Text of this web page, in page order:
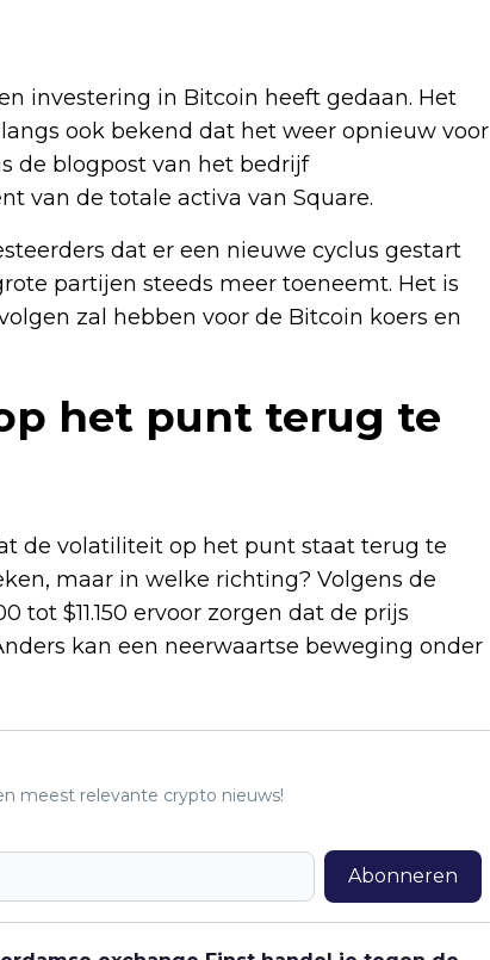
investering in Bitcoin heeft gedaan. Het
ook bekend dat het weer opnieuw voor
de blogpost van het bedrijf
van de totale activa van Square.
dat er een nieuwe cyclus gestart
partijen steeds meer toeneemt. Het is
zal hebben voor de Bitcoin koers en
het punt terug te
de volatiliteit op het punt staat terug te
maar in welke richting? Volgens de
tot $11.150 ervoor zorgen dat de prijs
kan een neerwaartse beweging onder
meest relevante crypto nieuws!
Abonneren